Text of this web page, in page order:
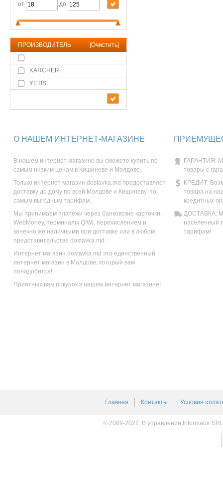
от до
ПРОИЗВОДИТЕЛЬ [Очистить]
KARCHER
YETIS
О НАШЕМ ИНТЕРНЕТ-МАГАЗИНЕ
В нашем интернет магазине вы сможете купить по
самым низким ценам в Кишиневе и Молдове.
Только интернет магазин dostavka.md предоставляет
доставку до дому по всей Молдове и Кишиневу, по
самым выгодным тарифам.
Мы принимаем платежи через банковские карточки,
WebMoney, терминалы QIWI, перечислением и
конечно же наличными при доставке или в любом
представительстве dostavka.md.
Интернет магазин dostavka.md это единственный
интернет магазин в Молдове, который вам
понадобится!
Приятных вам покупок в нашем интернет магазине!
ГАРАНТИЯ:
товары с
КРЕДИТ:
товара на
кредитных
ДОСТАВКА:
населенный
тарифам!
Главная Контакты Условия
© 2009-2022, В управлении Informator SRL